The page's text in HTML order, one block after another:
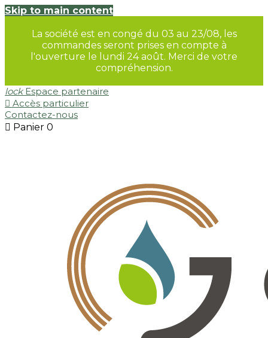
Skip to main content
La société est en congé du 03 au 23/08, les
commandes seront prises en compte à
l'ouverture le lundi 24 août. Merci de votre
compréhension.
lockEspace partenaire
 Accès particulier
Contactez-nous
 Panier 0